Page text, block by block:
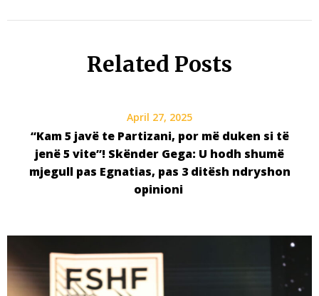
Related Posts
April 27, 2025
“Kam 5 javë te Partizani, por më duken si të
jenë 5 vite”! Skënder Gega: U hodh shumë
mjegull pas Egnatias, pas 3 ditësh ndryshon
opinioni